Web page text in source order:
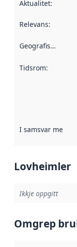
Aktualitet:
Relevans:
Geografisk område
Tidsrom:
I samsvar med
Lovheimler
Ikkje oppgitt
Omgrep